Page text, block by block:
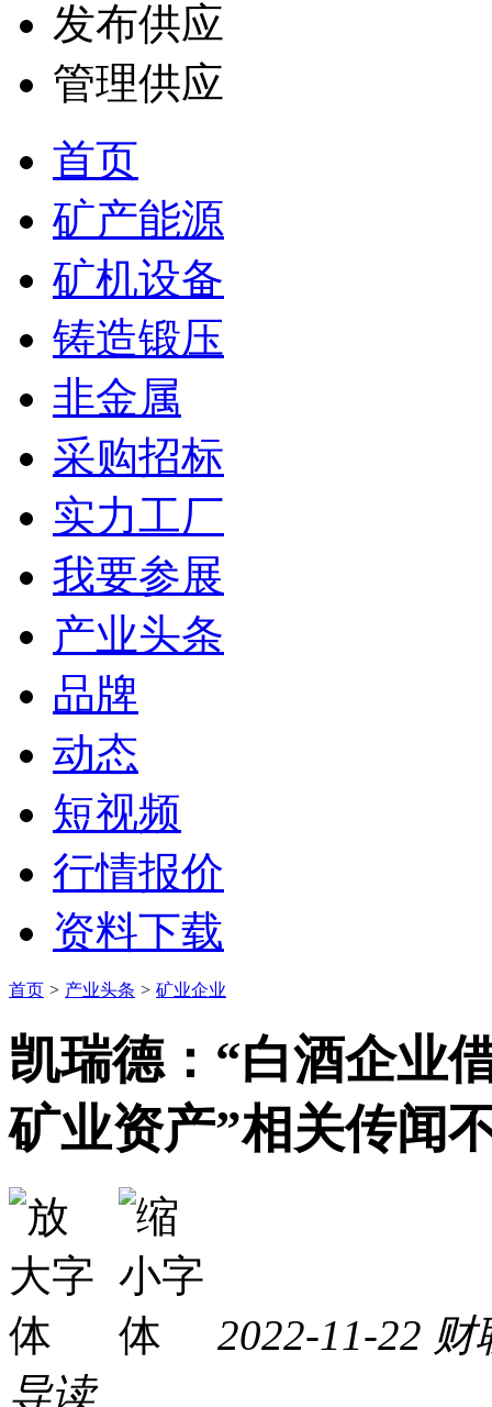
发布供应
管理供应
首页
矿产能源
矿机设备
铸造锻压
非金属
采购招标
实力工厂
我要参展
产业头条
品牌
动态
短视频
行情报价
资料下载
首页 > 产业头条 > 矿业企业
凯瑞德：“白酒企业
矿业资产”相关传闻
2022-11-22 财
导读